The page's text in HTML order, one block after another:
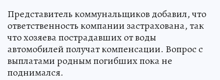
Представитель коммунальщиков добавил, что
ответственность компании застрахована, так
что хозяева пострадавших от воды
автомобилей получат компенсации. Вопрос с
выплатами родным погибших пока не
поднимался.